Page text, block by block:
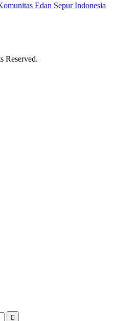
Edan Sepur Indonesia
Reserved.